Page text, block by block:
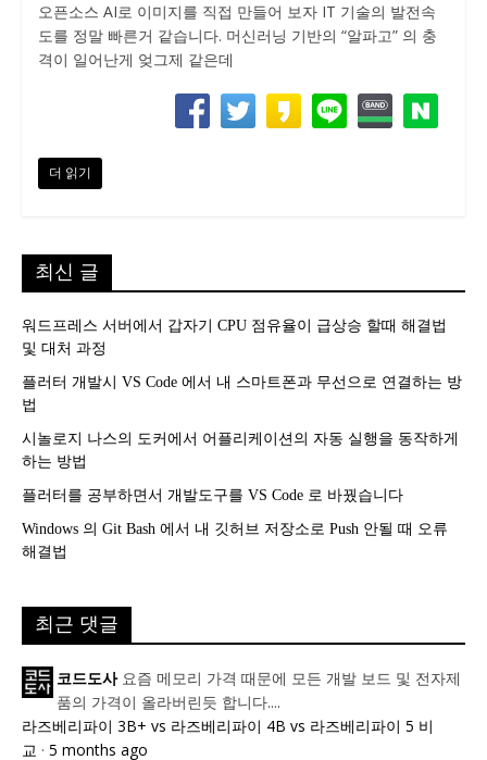
오픈소스 AI로 이미지를 직접 만들어 보자 IT 기술의 발전속
도를 정말 빠른거 같습니다. 머신러닝 기반의 “알파고” 의 충
격이 일어난게 엊그제 같은데
더 읽기
최신 글
워드프레스 서버에서 갑자기 CPU 점유율이 급상승 할때 해결법
및 대처 과정
플러터 개발시 VS Code 에서 내 스마트폰과 무선으로 연결하는 방
법
시놀로지 나스의 도커에서 어플리케이션의 자동 실행을 동작하게
하는 방법
플러터를 공부하면서 개발도구를 VS Code 로 바꿨습니다
Windows 의 Git Bash 에서 내 깃허브 저장소로 Push 안될 때 오류
해결법
최근 댓글
코드도사 요즘 메모리 가격 때문에 모든 개발 보드 및 전자제
품의 가격이 올라버린듯 합니다....
라즈베리파이 3B+ vs 라즈베리파이 4B vs 라즈베리파이 5 비
교 · 5 months ago